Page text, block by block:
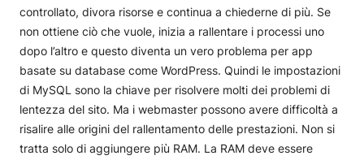
controllato, divora risorse e continua a chiederne di più. Se
non ottiene ciò che vuole, inizia a rallentare i processi uno
dopo l’altro e questo diventa un vero problema per app
basate su database come WordPress. Quindi le impostazioni
di MySQL sono la chiave per risolvere molti dei problemi di
lentezza del sito. Ma i webmaster possono avere difficoltà a
risalire alle origini del rallentamento delle prestazioni. Non si
tratta solo di aggiungere più RAM. La RAM deve essere